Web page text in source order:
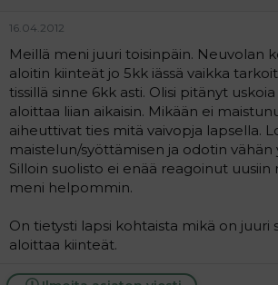
16.04.2012
Meillä meni juuri toisinpäin. Neuvolan
aloitin kiinteät jo 5kk iässä vaikka
tissillä sinne 6kk asti. Olisi pitänyt
aloittaa liian aikaisin. Mikään ei
aiheuttivat ties mitä vaivopja lapsella.
maistelun/syöttämisen ja odotin vähän
Silloin suolisto ei enää reagoinut uusiin
meni helpommin.
On tietysti lapsi kohtaista mikä on juuri
aloittaa kiinteät.